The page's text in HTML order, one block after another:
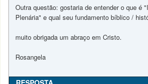
Outra questão: gostaria de entender o que é
Plenária" e qual seu fundamento bíblico /
muito obrigada um abraço em Cristo.
Rosangela